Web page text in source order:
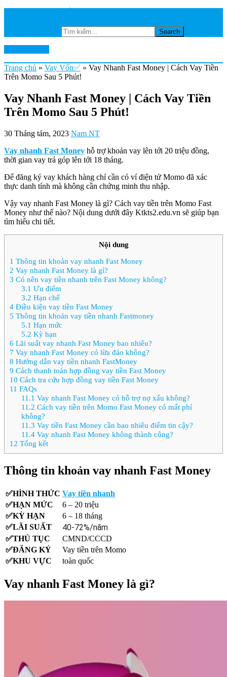
Trang chủ » Vay Vốn✅ » Vay Nhanh Fast Money | Cách Vay Tiền
Trên Momo Sau 5 Phút!
Vay Nhanh Fast Money | Cách Vay Tiền
Trên Momo Sau 5 Phút!
30 Tháng tám, 2023 Nam NT
Vay nhanh Fast Money hỗ trợ khoản vay lên tới 20 triệu đồng,
thời gian vay trả góp lên tới 18 tháng.
Để đăng ký vay khách hàng chỉ cần có ví điện tử Momo đã xác
thực danh tính mà không cần chứng minh thu nhập.
Vậy vay nhanh Fast Money là gì? Cách vay tiền trên Momo Fast
Money như thế nào? Nội dung dưới đây Ktkts2.edu.vn sẽ giúp bạn
tìm hiểu chi tiết.
Nội dung
1 Thông tin khoản vay nhanh Fast Money
2 Vay nhanh Fast Money là gì?
3 Có nên vay tiền nhanh trên Fast Money không?
3.1 Ưu điểm
3.2 Hạn chế
4 Điều kiện vay tiền Fast Money
5 Thông tin khoản vay tiền nhanh Fastmoney
5.1 Hạn mức
5.2 Kỳ hạn
6 Lãi suất vay nhanh Fast Money bao nhiêu?
7 Vay nhanh Fast Money có lừa đảo không?
8 Hướng dẫn vay tiền nhanh FastMoney
9 Cách thanh toán hợp đồng vay tiền Fast Money
10 Cách tra cứu hợp đồng vay tiền Fast Money
11 FAQs
11.1 Vay nhanh Fast Money có hỗ trợ nợ xấu không?
11.2 Cách vay tiền trên Momo Fast Money có mất phí
không?
11.3 Vay tiền Fast Money cần bao nhiêu điểm tin cậy?
11.4Vay nhanh Fast Money không thành công?
12 Tổng kết
Thông tin khoản vay nhanh Fast Money
✅HÌNH THỨC Vay tiền nhanh
✅HẠN MỨC
6 – 20 triệu
✅KỲ HẠN
6 – 18 tháng
✅LÃI SUẤT
40-72%/năm
✅THỦ TỤC
CMND/CCCD
✅ĐĂNG KÝ
Vay tiền trên Momo
✅KHU VỰC
toàn quốc
Vay nhanh Fast Money là gì?